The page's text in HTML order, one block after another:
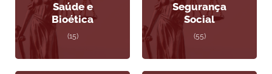
Saúde e
Bioética
(15)
Segurança
Social
(55)